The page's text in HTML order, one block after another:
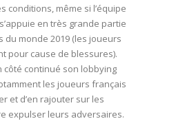
conditions, même si l’équipe
en très grande partie
du monde 2019 (les joueurs
pour cause de blessures).
côté continué son lobbying
les joueurs français
et d’en rajouter sur les
expulser leurs adversaires.